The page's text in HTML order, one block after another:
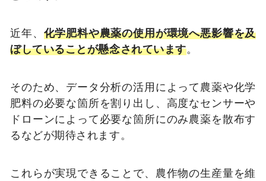
近年、 化学肥料や農薬の使用が環境へ悪影響を及
ぼしていることが懸念されています。
そのため、データ分析の活用によって農薬や化学
肥料の必要な箇所を割り出し、高度なセンサーや
ドローンによって必要な箇所にのみ農薬を散布す
るなどが期待されます。
これらが実現できることで、農作物の生産量を維